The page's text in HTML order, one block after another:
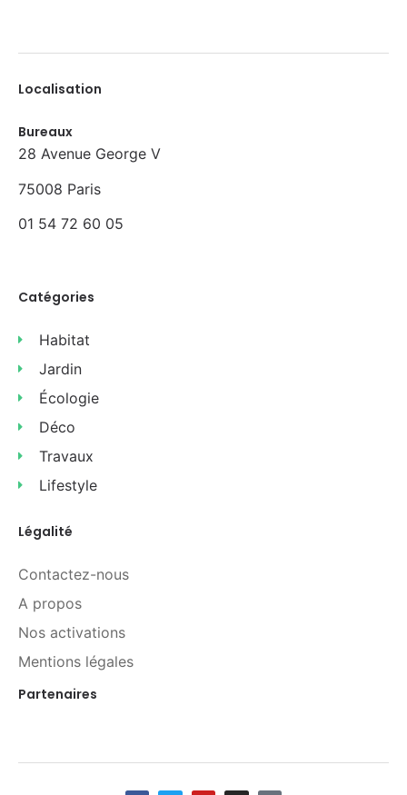
Localisation
Bureaux
28 Avenue George V
75008 Paris
01 54 72 60 05
Catégories
Habitat
Jardin
Écologie
Déco
Travaux
Lifestyle
Légalité
Contactez-nous
A propos
Nos activations
Mentions légales
Partenaires